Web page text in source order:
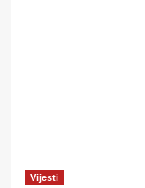
Vijesti